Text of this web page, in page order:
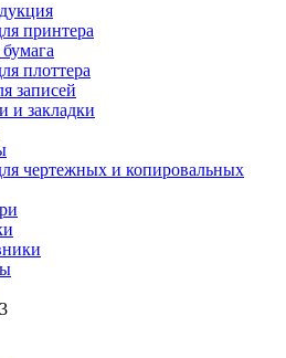
принтера
плоттера
записей
и закладки
чертежных и копировальных